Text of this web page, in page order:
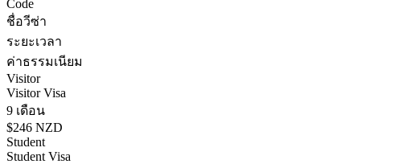
Code
ชื่อวีซ่า
ระยะเวลา
ค่าธรรมเนียม
Visitor
Visitor Visa
9 เดือน
$246 NZD
Student
Student Visa